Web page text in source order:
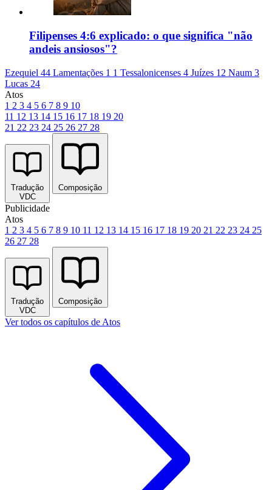
Filipenses 4:6 explicado: o que significa "não
andeis ansiosos"?
Ezequiel 44 Lamentações 1 1 Tessalonicenses 4 Juízes 12 Naum 3
Lucas 24
Atos
1 2 3 4 5 6 7 8 9 10
11 12 13 14 15 16 17 18 19 20
21 22 23 24 25 26 27 28
Tradução
VDC
Composição
Publicidade
Atos
1 2 3 4 5 6 7 8 9 10 11 12 13 14 15 16 17 18 19 20 21 22 23 24 25
26 27 28
Tradução
VDC
Composição
Ver todos os capítulos de Atos